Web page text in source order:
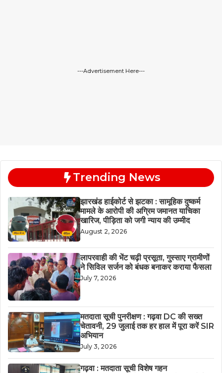
---Advertisement Here---
Trending News
झारखंड हाईकोर्ट से झटका : सामूहिक दुष्कर्म
मामले के आरोपी की अग्रिम जमानत याचिका
खारिज, पीड़िता को जगी न्याय की उम्मीद
August 2, 2026
लापरवाही की भेंट चढ़ी प्रसूता, गुस्साए ग्रामीणों
ने सिविल सर्जन को बंधक बनाकर कराया फैसला
July 7, 2026
मतदाता सूची पुनरीक्षण : गढ़वा DC की सख्त
चेतावनी, 29 जुलाई तक हर हाल में पूरा करें SIR
अभियान
July 3, 2026
गढ़वा : मतदाता सूची विशेष गहन